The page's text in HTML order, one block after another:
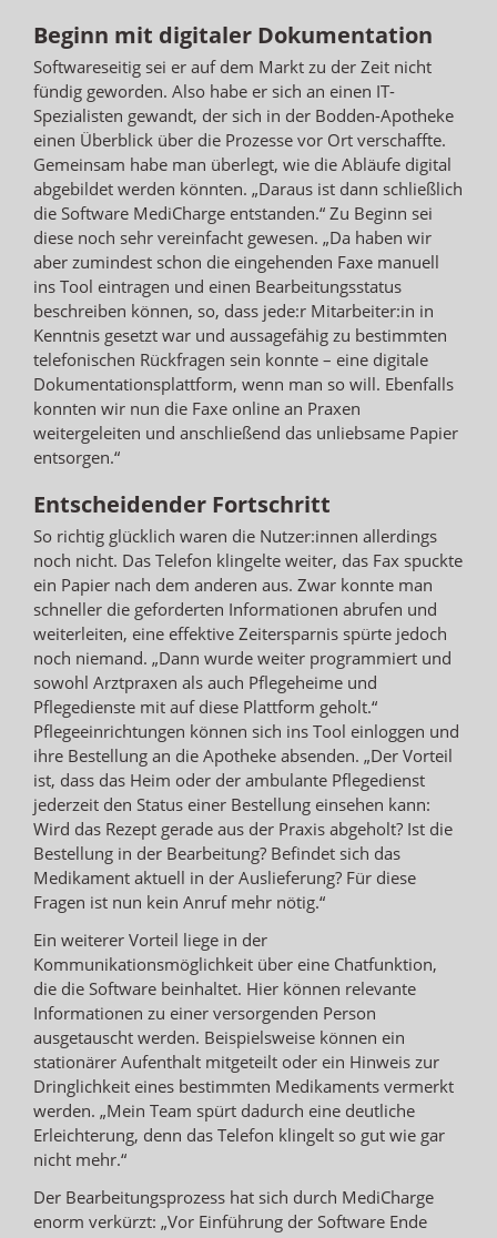
Beginn mit digitaler Dokumentation
Softwareseitig sei er auf dem Markt zu der Zeit nicht
fündig geworden. Also habe er sich an einen IT-
Spezialisten gewandt, der sich in der Bodden-Apotheke
einen Überblick über die Prozesse vor Ort verschaffte.
Gemeinsam habe man überlegt, wie die Abläufe digital
abgebildet werden könnten. „Daraus ist dann schließlich
die Software MediCharge entstanden.“ Zu Beginn sei
diese noch sehr vereinfacht gewesen. „Da haben wir
aber zumindest schon die eingehenden Faxe manuell
ins Tool eintragen und einen Bearbeitungsstatus
beschreiben können, so, dass jede:r Mitarbeiter:in in
Kenntnis gesetzt war und aussagefähig zu bestimmten
telefonischen Rückfragen sein konnte – eine digitale
Dokumentationsplattform, wenn man so will. Ebenfalls
konnten wir nun die Faxe online an Praxen
weitergeleiten und anschließend das unliebsame Papier
entsorgen.“
Entscheidender Fortschritt
So richtig glücklich waren die Nutzer:innen allerdings
noch nicht. Das Telefon klingelte weiter, das Fax spuckte
ein Papier nach dem anderen aus. Zwar konnte man
schneller die geforderten Informationen abrufen und
weiterleiten, eine effektive Zeitersparnis spürte jedoch
noch niemand. „Dann wurde weiter programmiert und
sowohl Arztpraxen als auch Pflegeheime und
Pflegedienste mit auf diese Plattform geholt.“
Pflegeeinrichtungen können sich ins Tool einloggen und
ihre Bestellung an die Apotheke absenden. „Der Vorteil
ist, dass das Heim oder der ambulante Pflegedienst
jederzeit den Status einer Bestellung einsehen kann:
Wird das Rezept gerade aus der Praxis abgeholt? Ist die
Bestellung in der Bearbeitung? Befindet sich das
Medikament aktuell in der Auslieferung? Für diese
Fragen ist nun kein Anruf mehr nötig.“
Ein weiterer Vorteil liege in der
Kommunikationsmöglichkeit über eine Chatfunktion,
die die Software beinhaltet. Hier können relevante
Informationen zu einer versorgenden Person
ausgetauscht werden. Beispielsweise können ein
stationärer Aufenthalt mitgeteilt oder ein Hinweis zur
Dringlichkeit eines bestimmten Medikaments vermerkt
werden. „Mein Team spürt dadurch eine deutliche
Erleichterung, denn das Telefon klingelt so gut wie gar
nicht mehr.“
Der Bearbeitungsprozess hat sich durch MediCharge
enorm verkürzt: „Vor Einführung der Software Ende